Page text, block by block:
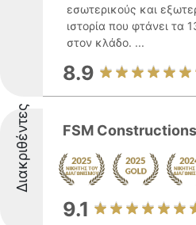
εσωτερικούς και
ιστορία που φτάνει τα
στον κλάδο. ...
8.9
Διακριθέντες FSM Constructions
9.1